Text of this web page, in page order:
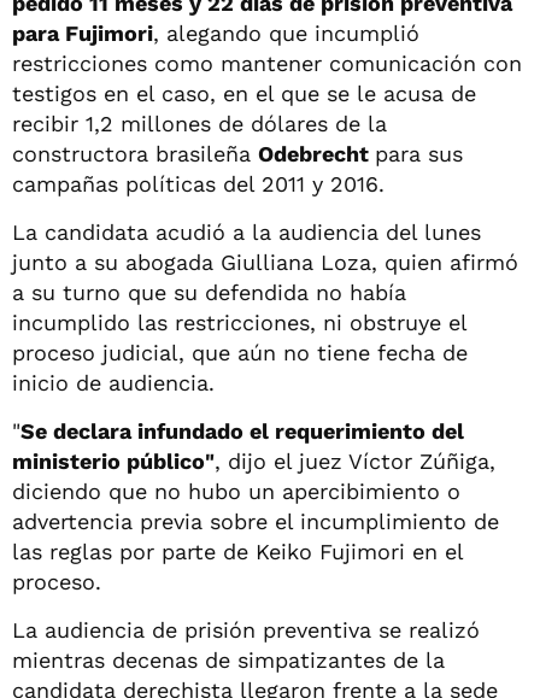
para Fujimori, alegando que incumplió
restricciones como mantener comunicación con
testigos en el caso, en el que se le acusa de
recibir 1,2 millones de dólares de la
constructora brasileña Odebrecht para sus
campañas políticas del 2011 y 2016.
La candidata acudió a la audiencia del lunes
junto a su abogada Giulliana Loza, quien afirmó
a su turno que su defendida no había
incumplido las restricciones, ni obstruye el
proceso judicial, que aún no tiene fecha de
inicio de audiencia.
"Se declara infundado el requerimiento del
ministerio público", dijo el juez Víctor Zúñiga,
diciendo que no hubo un apercibimiento o
advertencia previa sobre el incumplimiento de
las reglas por parte de Keiko Fujimori en el
proceso.
La audiencia de prisión preventiva se realizó
mientras decenas de simpatizantes de la
candidata derechista llegaron frente a la sede